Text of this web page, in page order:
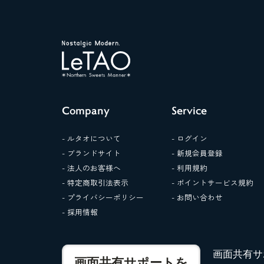
Company
- ルタオについて
- ブランドサイト
- 法人のお客様へ
- 特定商取引法表示
- プライバシーポリシー
- 採用情報
Service
- ログイン
- 新規会員登録
- 利用規約
- ポイントサービス規約
- お問い合わせ
画面共有